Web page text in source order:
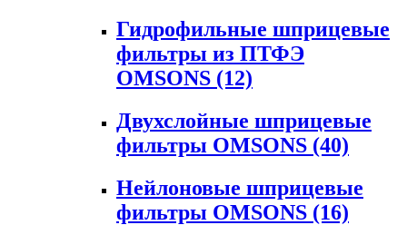
Гидрофильные шприцевые
фильтры из ПТФЭ
OMSONS (12)
Двухслойные шприцевые
фильтры OMSONS (40)
Нейлоновые шприцевые
фильтры OMSONS (16)